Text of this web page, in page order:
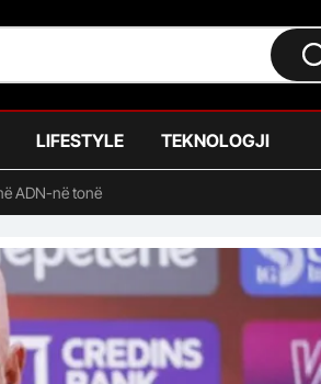
LIFESTYLE TEKNOLOGJI
ADN-në tonë